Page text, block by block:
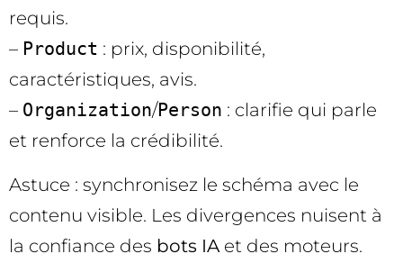
requis.
– Product : prix, disponibilité,
caractéristiques, avis.
– Organization/Person : clarifie qui parle
et renforce la crédibilité.
Astuce : synchronisez le schéma avec le
contenu visible. Les divergences nuisent à
la confiance des bots IAet des moteurs.